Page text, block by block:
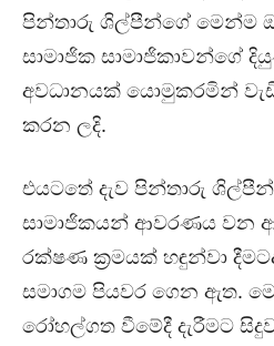
පින්තාරු ශිල්පීන්ගේ මෙන්ම
සාමාජික සාමාජිකාවන්ගේ
අවධානයක් යොමුකරමින්
කරන ලදි.
එයටතේ දැව පින්තාරු
සාමාජිකයන් ආවරණය වන
රක්ෂණ ක්‍රමයක් හඳුන්වා
සමාගම පියවර ගෙන ඇත.
රෝහල්ගත වීමේදී දැරීමට